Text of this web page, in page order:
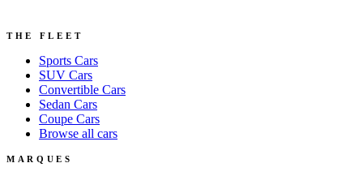
THE FLEET
Sports Cars
SUV Cars
Convertible Cars
Sedan Cars
Coupe Cars
Browse all cars
MARQUES